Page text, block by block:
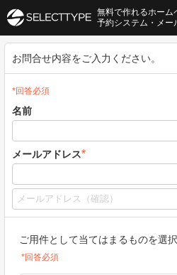
お問合せ内容をご入力ください。
*回答必須
名前
メールアドレス*
ご用件として当てはまるものを選
*回答必須
無料で作れるホーム
予約システム・メー